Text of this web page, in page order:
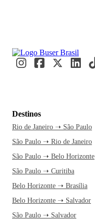
Destinos
Rio de Janeiro ➝ São Paulo
São Paulo ➝ Rio de Janeiro
São Paulo ➝ Belo Horizonte
São Paulo ➝ Curitiba
Belo Horizonte ➝ Brasília
Belo Horizonte ➝ Salvador
São Paulo ➝ Salvador